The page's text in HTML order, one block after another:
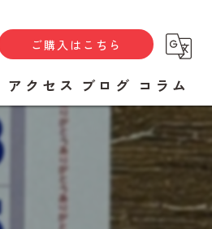
ご購入はこちら
アクセス ブログ コラム